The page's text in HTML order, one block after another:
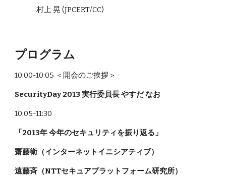
村上 晃 (JPCERT/CC)
プログラム
10:00-10:05 ＜開会のご挨拶＞
SecurityDay 2013 実行委員長 やすだ なお
10:05-11:30
「2013年 今年のセキュリティを振り返る」
齋藤衛（インターネットイニシアティブ）
遠藤斉（NTTセキュアプラットフォーム研究所）